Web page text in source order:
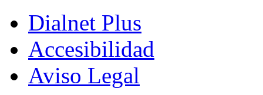
Dialnet Plus
Accesibilidad
Aviso Legal